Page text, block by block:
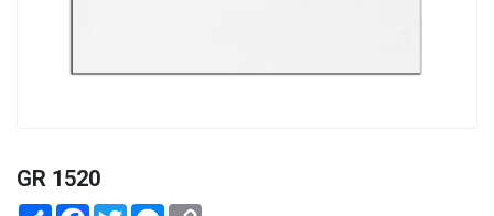
GR 1520